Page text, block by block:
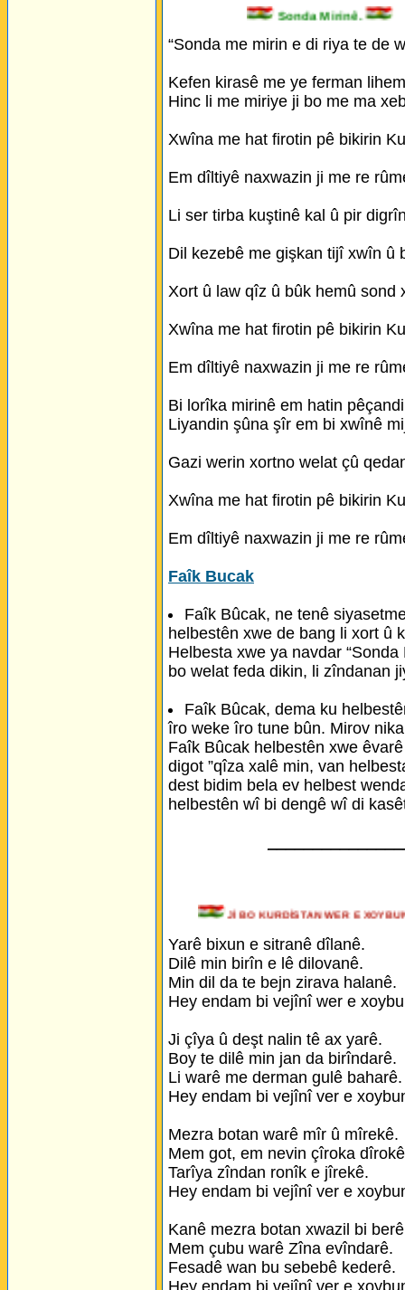
Sonda Mirinê.
“Sonda me mirin e di riya te de
Kefen kirasê me ye ferman
Hinc li me miriye ji bo me ma
Xwîna me hat firotin pê bikirin
Em dîltiyê naxwazin ji me re
Li ser tirba kuştinê kal û pir
Dil kezebê me gişkan tijî xwîn û
Xort û law qîz û bûk hemû sond
Xwîna me hat firotin pê bikirin
Em dîltiyê naxwazin ji me re
Bi lorîka mirinê em hatin
Liyandin şûna şîr em bi xwînê
Gazi werin xortno welat çû
Xwîna me hat firotin pê bikirin
Em dîltiyê naxwazin ji me re
Faîk Bucak
Faîk Bûcak, ne tenê
helbestên xwe de bang li xort û
Helbesta xwe ya navdar
bo welat feda dikin, li zîndanan
Faîk Bûcak, dema ku
îro weke îro tune bûn. Mirov
Faîk Bûcak helbestên xwe
digot ”qîza xalê min, van
dest bidim bela ev helbest
helbestên wî bi dengê wî di
Jİ BO KURDİSTAN WER E
Yarê bixun e sitranê dîlanê.
Dilê min birîn e lê dilovanê.
Min dil da te bejn zirava halanê.
Hey endam bi vejînî wer e
Ji çîya û deşt nalin tê ax yarê.
Boy te dilê min jan da birîndarê.
Li warê me derman gulê baharê.
Hey endam bi vejînî ver e
Mezra botan warê mîr û mîrekê.
Mem got, em nevin çîroka
Tarîya zîndan ronîk e jîrekê.
Hey endam bi vejînî ver e
Kanê mezra botan xwazil bi
Mem çubu warê Zîna evîndarê.
Fesadê wan bu sebebê kederê.